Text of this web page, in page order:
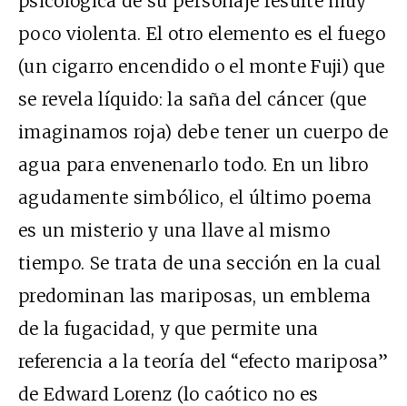
poco violenta. El otro elemento es el fuego
(un cigarro encendido o el monte Fuji) que
se revela líquido: la saña del cáncer (que
imaginamos roja) debe tener un cuerpo de
agua para envenenarlo todo. En un libro
agudamente simbólico, el último poema
es un misterio y una llave al mismo
tiempo. Se trata de una sección en la cual
predominan las mariposas, un emblema
de la fugacidad, y que permite una
referencia a la teoría del “efecto mariposa”
de Edward Lorenz (lo caótico no es